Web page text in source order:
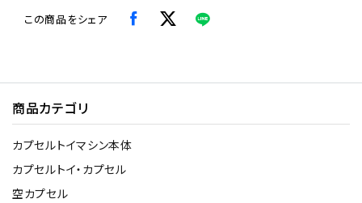
この商品をシェア
商品カテゴリ
カプセルトイマシン本体
カプセルトイ・カプセル
空カプセル